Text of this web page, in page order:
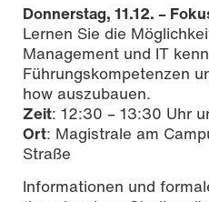
Donnerstag, 11.12. –
Lernen Sie die
Management und IT
Führungskompetenzen
how auszubauen.
Zeit: 12:30 – 13:30 Uhr
Ort: Magistrale am
Straße
Informationen und